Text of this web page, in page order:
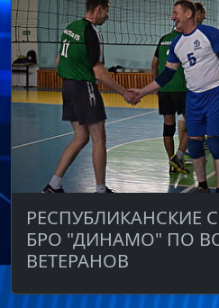
РЕСПУБЛИКАНСКИЕ
БРО "ДИНАМО" ПО
ВЕТЕРАНОВ